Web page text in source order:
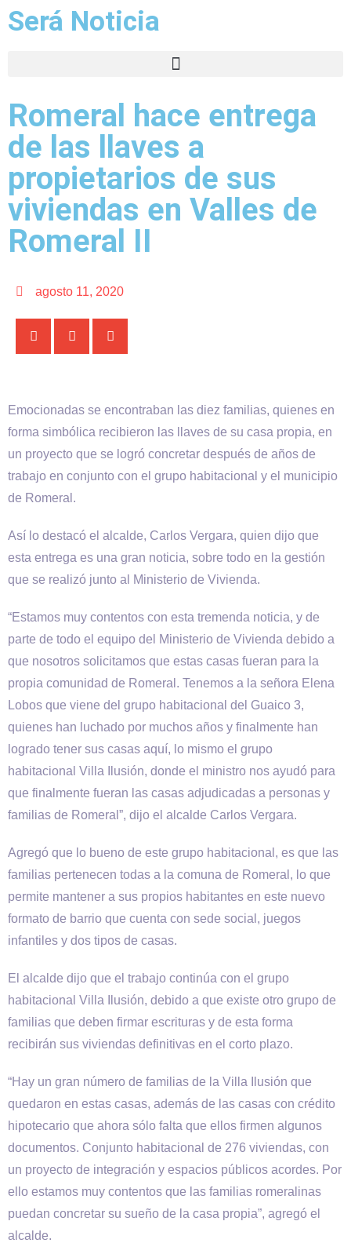
Será Noticia
Romeral hace entrega
de las llaves a
propietarios de sus
viviendas en Valles de
Romeral II
agosto 11, 2020
Emocionadas se encontraban las diez familias, quienes en
forma simbólica recibieron las llaves de su casa propia, en
un proyecto que se logró concretar después de años de
trabajo en conjunto con el grupo habitacional y el municipio
de Romeral.
Así lo destacó el alcalde, Carlos Vergara, quien dijo que
esta entrega es una gran noticia, sobre todo en la gestión
que se realizó junto al Ministerio de Vivienda.
“Estamos muy contentos con esta tremenda noticia, y de
parte de todo el equipo del Ministerio de Vivienda debido a
que nosotros solicitamos que estas casas fueran para la
propia comunidad de Romeral. Tenemos a la señora Elena
Lobos que viene del grupo habitacional del Guaico 3,
quienes han luchado por muchos años y finalmente han
logrado tener sus casas aquí, lo mismo el grupo
habitacional Villa Ilusión, donde el ministro nos ayudó para
que finalmente fueran las casas adjudicadas a personas y
familias de Romeral”, dijo el alcalde Carlos Vergara.
Agregó que lo bueno de este grupo habitacional, es que las
familias pertenecen todas a la comuna de Romeral, lo que
permite mantener a sus propios habitantes en este nuevo
formato de barrio que cuenta con sede social, juegos
infantiles y dos tipos de casas.
El alcalde dijo que el trabajo continúa con el grupo
habitacional Villa Ilusión, debido a que existe otro grupo de
familias que deben firmar escrituras y de esta forma
recibirán sus viviendas definitivas en el corto plazo.
“Hay un gran número de familias de la Villa Ilusión que
quedaron en estas casas, además de las casas con crédito
hipotecario que ahora sólo falta que ellos firmen algunos
documentos. Conjunto habitacional de 276 viviendas, con
un proyecto de integración y espacios públicos acordes. Por
ello estamos muy contentos que las familias romeralinas
puedan concretar su sueño de la casa propia”, agregó el
alcalde.